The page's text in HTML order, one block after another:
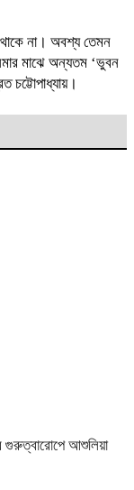
থাকে না। অবশ্য তেমন
মাঝে অন্যতম ‘ভুবন
চট্টোপাধ্যায়।
গুরুত্বারোপে আশুলিয়া